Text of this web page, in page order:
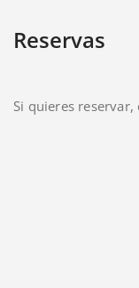
Reservas
Si quieres reservar,